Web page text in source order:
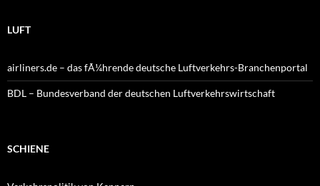
LUFT
airliners.de – das fÃ¼hrende deutsche Luftverkehrs-Branchenportal
BDL – Bundesverband der deutschen Luftverkehrswirtschaft
SCHIENE